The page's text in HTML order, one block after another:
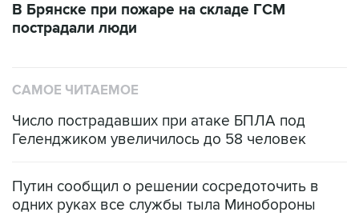
В Брянске при пожаре на складе ГСМ
пострадали люди
САМОЕ ЧИТАЕМОЕ
Число пострадавших при атаке БПЛА под
Геленджиком увеличилось до 58 человек
Путин сообщил о решении сосредоточить в
одних руках все службы тыла Минобороны